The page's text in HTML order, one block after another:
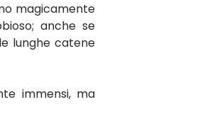
magicamente
anche se
lunghe catene
immensi, ma